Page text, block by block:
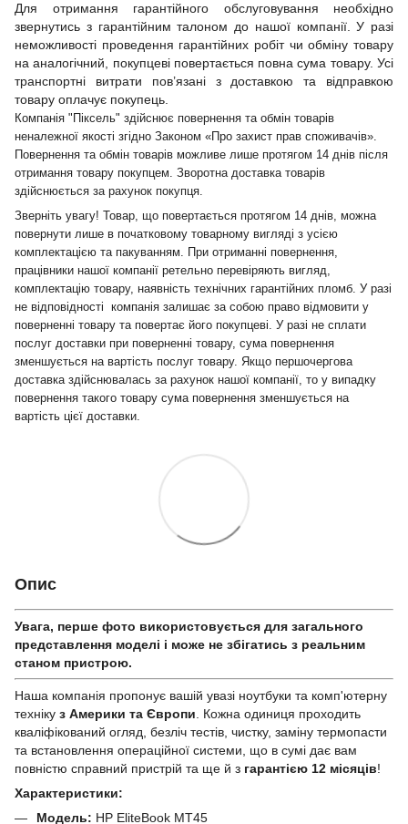
Для отримання гарантійного обслуговування необхідно
звернутись з гарантійним талоном до нашої компанії. У разі
неможливості проведення гарантійних робіт чи обміну товару
на аналогічний, покупцеві повертається повна сума товару. Усі
транспортні витрати пов’язані з доставкою та відправкою
товару оплачує покупець.
Компанія "Піксель" здійснює повернення та обмін товарів
неналежної якості згідно Законом «Про захист прав споживачів».
Повернення та обмін товарів можливе лише протягом 14 днів після
отримання товару покупцем. Зворотна доставка товарів
здійснюється за рахунок покупця.
Зверніть увагу! Товар, що повертається протягом 14 днів, можна
повернути лише в початковому товарному вигляді з усією
комплектацією та пакуванням. При отриманні повернення,
працівники нашої компанії ретельно перевіряють вигляд,
комплектацію товару, наявність технічних гарантійних пломб. У разі
не відповідності компанія залишає за собою право відмовити у
поверненні товару та повертає його покупцеві. У разі не сплати
послуг доставки при поверненні товару, сума повернення
зменшується на вартість послуг товару. Якщо першочергова
доставка здійснювалась за рахунок нашої компанії, то у випадку
повернення такого товару сума повернення зменшується на
вартість цієї доставки.
Опис
Увага, перше фото використовується для загального
представлення моделі і може не збігатись з реальним
станом приcтрою.
Наша компанія пропонує вашій увазі ноутбуки та комп'ютерну
техніку з Америки та Європи . Кожна одиниця проходить
кваліфікований огляд, безліч тестів, чистку, заміну термопасти
та встановлення операційної системи, що в сумі дає вам
повністю справний пристрій та ще й з гарантією 12 місяців!
Характеристики:
Модель: HP EliteBook MT45